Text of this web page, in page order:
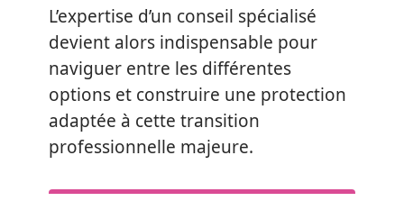
L’expertise d’un conseil spécialisé
devient alors indispensable pour
naviguer entre les différentes
options et construire une protection
adaptée à cette transition
professionnelle majeure.